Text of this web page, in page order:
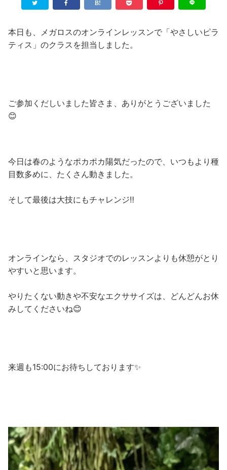
本日も、メガロスのオンラインレッスンで「やさしいピラ
ティス」のクラスを担当しました。
ご参加くだしいました皆さま、ありがとうございました
😊
今日は春のようなポカポカ陽気だったので、いつもより種
目数多めに、たくさん動きました。
そして最後は大技にもチャレンジ‼️
オンラインなら、スタジオでのレッスンよりも休憩がとり
やすいと思います。
やりたくない動きや不安なエクササイズは、どんどんお休
みしてくださいね😊
来週も15:00にお待ちしております✨